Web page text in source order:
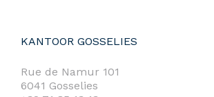
KANTOOR GOSSELIES
Rue de Namur 101
6041 Gosselies